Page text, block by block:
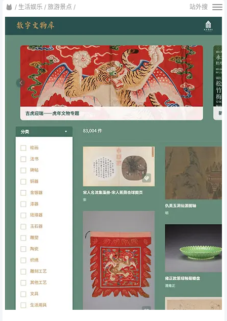
/ 生活娱乐 / 旅游景点 / 站外搜